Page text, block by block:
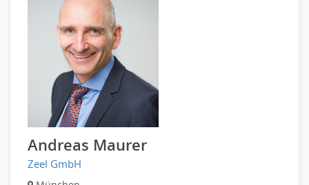
Systemadministration, Netzwerkadministration
Training
Web-Entwicklung
Wirtschaftsinformatik
Biologie
Biotechnologie
Chemie
Geowissenschaften
Labor, Forschung
Andreas Maurer
Zeel GmbH